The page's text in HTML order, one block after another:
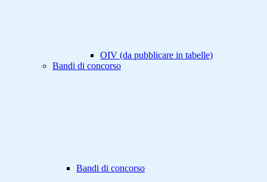
OIV (da pubblicare in tabelle)
Bandi di concorso
Bandi di concorso